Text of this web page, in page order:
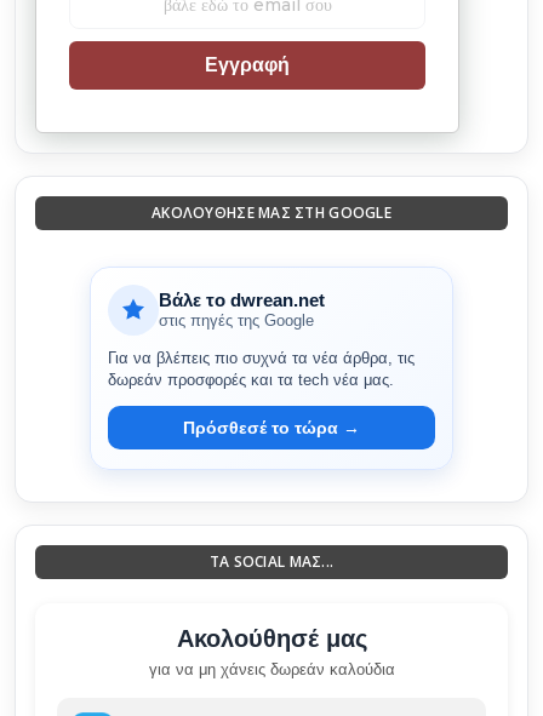
Εγγραφή
ΑΚΟΛΟΎΘΗΣΈ ΜΑΣ ΣΤΗ GOOGLE
Βάλε το dwrean.net
στις πηγές της Google
Για να βλέπεις πιο συχνά τα νέα άρθρα, τις
δωρεάν προσφορές και τα tech νέα μας.
Πρόσθεσέ το τώρα →
ΤΑ SOCIAL ΜΑΣ...
Ακολούθησέ μας
για να μη χάνεις δωρεάν καλούδια